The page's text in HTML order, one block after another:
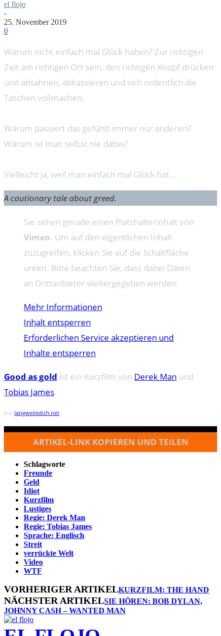
el flojo
-
25. November 2019
0
Warum nicht einfach mal Glück haben? Zur richtigen
Zeit am richtigen Ort sein, den richtigen Knopf drücken
und absahnen, abkassieren und sich ordentlich die
Taschen vollmachen.
Warum passiert das gefühlt immer nur anderen?
Warum ist man selbst nie dabei?
Vielleicht ja, weil man einfach mal Glück hat…
A cautionary tale about greed.
Sie sehen gerade einen Platzhalterinhalt von
Vimeo. Um auf den eigentlichen Inhalt
zuzugreifen, klicken Sie auf die Schaltfläche
unten. Bitte beachten Sie, dass dabei Daten
an Drittanbieter weitergegeben werden.
Mehr Informationen
Inhalt entsperren
Erforderlichen Service akzeptieren und
Inhalte entsperren
Good as gold ist ein Kurzfilm von Derek Man und
Tobias James.
(via langweiledich.net)
ARTIKEL-LINK KOPIEREN UND TEILEN
Schlagworte
Freunde
Geld
Idiot
Kurzfilm
Lustiges
Regie: Derek Man
Regie: Tobias James
Sprache: Englisch
Streit
verrückte Welt
Video
WTF
VORHERIGER ARTIKELKURZFILM: THE HAND
NÄCHSTER ARTIKELSIE HÖREN: BOB DYLAN,
JOHNNY CASH – WANTED MAN